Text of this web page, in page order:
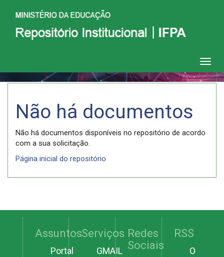
navigation
Não há documentos
Não há documentos disponíveis no repositório de acordo
com a sua solicitação.
Página inicial do repositório
Assuntos
Portal
Serviços
GMAIL
Redes
Sociais
RSS
O